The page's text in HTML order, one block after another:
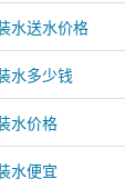
水送水价格
水多少钱
水价格
水便宜